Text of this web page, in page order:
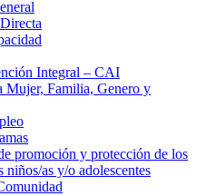
Integral – CAI
Mujer, Familia, Genero y
promoción y protección de los
niños/as y/o adolescentes